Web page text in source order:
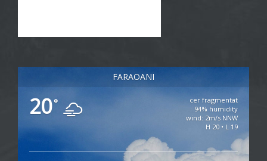
FARAOANI
20°
cer fragmentat
94% humidity
wind: 2m/s NNW
H 20 • L 19